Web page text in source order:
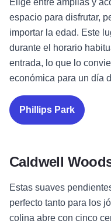
Elige entre amplias y
espacio para disfrutar,
importar la edad. Este
durante el horario
entrada, lo que lo
económica para un día
Phillips Park
Caldwell
Estas suaves
perfecto tanto para los
colina abre con cinco